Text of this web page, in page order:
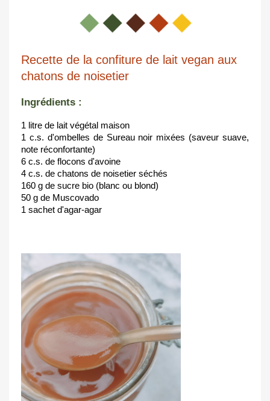
Recette de la confiture de lait vegan aux
chatons de noisetier
Ingrédients :
1 litre de lait végétal maison
1 c.s. d'ombelles de Sureau noir mixées (saveur suave,
note réconfortante)
6 c.s. de flocons d'avoine
4 c.s. de chatons de noisetier séchés
160 g de sucre bio (blanc ou blond)
50 g de Muscovado
1 sachet d'agar-agar